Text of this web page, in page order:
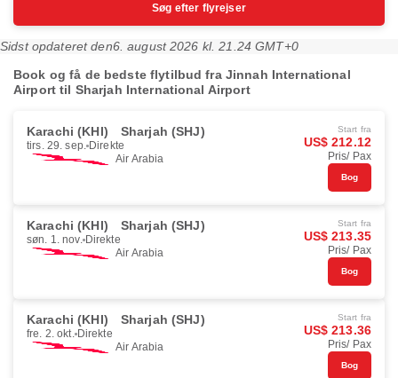
Søg efter flyrejser
Sidst opdateret den6. august 2026 kl. 21.24 GMT+0
Book og få de bedste flytilbud fra Jinnah International
Airport til Sharjah International Airport
Karachi (KHI) Sharjah (SHJ)
tirs. 29. sep. Direkte
Air Arabia
Start fra
US$ 212.12
Pris/ Pax
Bog
Karachi (KHI) Sharjah (SHJ)
søn. 1. nov. Direkte
Air Arabia
Start fra
US$ 213.35
Pris/ Pax
Bog
Karachi (KHI) Sharjah (SHJ)
fre. 2. okt. Direkte
Air Arabia
Start fra
US$ 213.36
Pris/ Pax
Bog